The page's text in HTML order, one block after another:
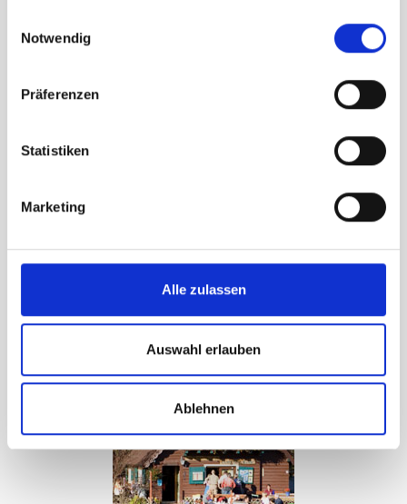
Notwendig
Präferenzen
Statistiken
Marketing
Alle zulassen
Auswahl erlauben
Ablehnen
Im Sommer ist das Seibelseckle mit großem Parkplatz ein optimaler
in der Nähe sind zum Beispiel dasWellness Hotel in Baiersbronn im
Forsthaus Auerhahn, Hornisgrinde, Wildsee,